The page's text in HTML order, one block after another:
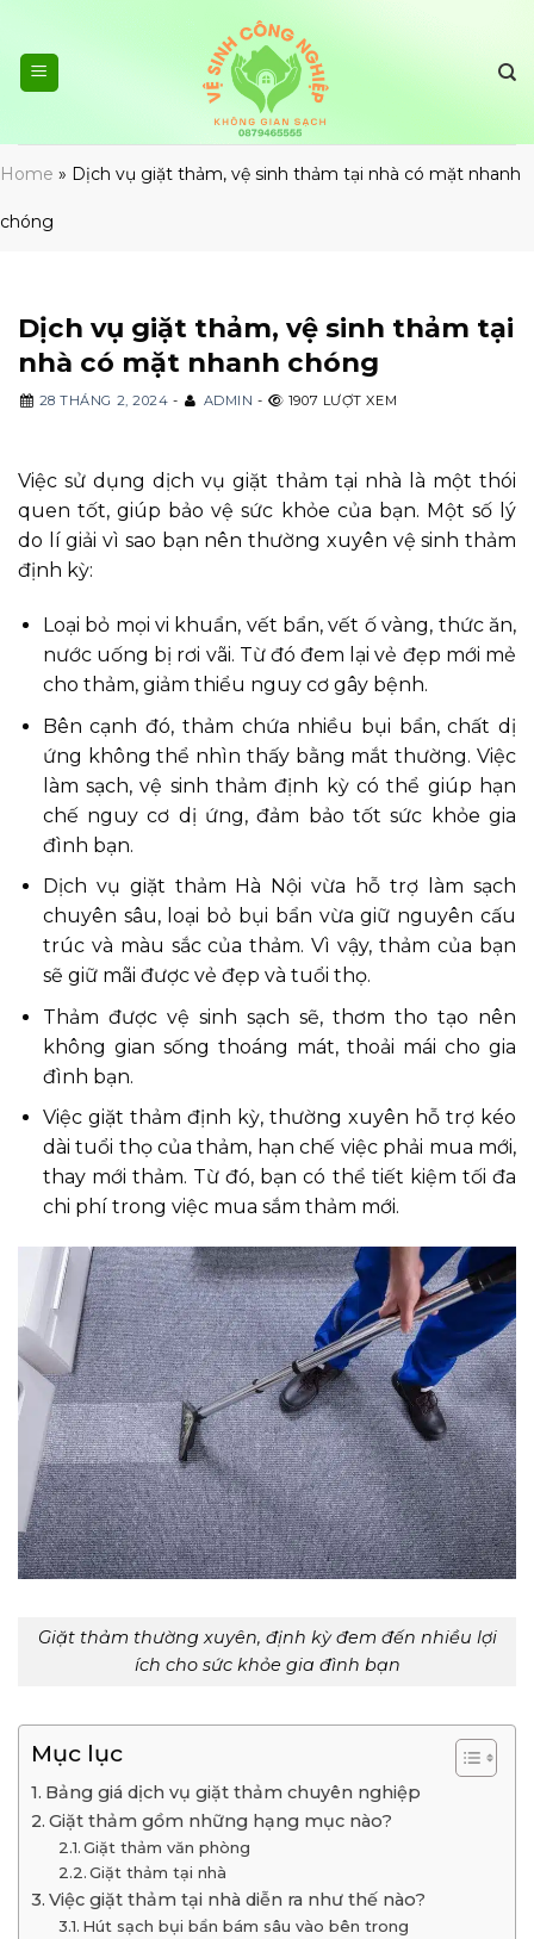
content
Home » Dịch vụ giặt thảm, vệ sinh thảm tại nhà có mặt nhanh
chóng
Dịch vụ giặt thảm, vệ sinh thảm tại
nhà có mặt nhanh chóng
28 THÁNG 2, 2024 - ADMIN - 1907 LƯỢT XEM
Việc sử dụng dịch vụ giặt thảm tại nhà là một thói
quen tốt, giúp bảo vệ sức khỏe của bạn. Một số lý
do lí giải vì sao bạn nên thường xuyên vệ sinh thảm
định kỳ:
Loại bỏ mọi vi khuẩn, vết bẩn, vết ố vàng, thức ăn,
nước uống bị rơi vãi. Từ đó đem lại vẻ đẹp mới mẻ
cho thảm, giảm thiểu nguy cơ gây bệnh.
Bên cạnh đó, thảm chứa nhiều bụi bẩn, chất dị
ứng không thể nhìn thấy bằng mắt thường. Việc
làm sạch, vệ sinh thảm định kỳ có thể giúp hạn
chế nguy cơ dị ứng, đảm bảo tốt sức khỏe gia
đình bạn.
Dịch vụ giặt thảm Hà Nội vừa hỗ trợ làm sạch
chuyên sâu, loại bỏ bụi bẩn vừa giữ nguyên cấu
trúc và màu sắc của thảm. Vì vậy, thảm của bạn
sẽ giữ mãi được vẻ đẹp và tuổi thọ.
Thảm được vệ sinh sạch sẽ, thơm tho tạo nên
không gian sống thoáng mát, thoải mái cho gia
đình bạn.
Việc giặt thảm định kỳ, thường xuyên hỗ trợ kéo
dài tuổi thọ của thảm, hạn chế việc phải mua mới,
thay mới thảm. Từ đó, bạn có thể tiết kiệm tối đa
chi phí trong việc mua sắm thảm mới.
Giặt thảm thường xuyên, định kỳ đem đến nhiều lợi
ích cho sức khỏe gia đình bạn
Mục lục
Bảng giá dịch vụ giặt thảm chuyên nghiệp
Giặt thảm gồm những hạng mục nào?
Giặt thảm văn phòng
Giặt thảm tại nhà
Việc giặt thảm tại nhà diễn ra như thế nào?
Hút sạch bụi bẩn bám sâu vào bên trong